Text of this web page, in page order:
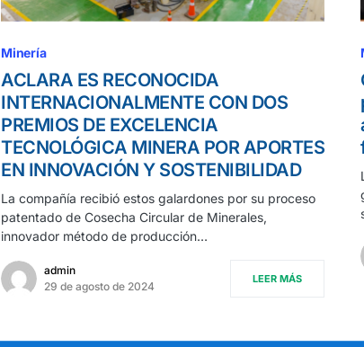
Minería
ACLARA ES RECONOCIDA
INTERNACIONALMENTE CON DOS
PREMIOS DE EXCELENCIA
TECNOLÓGICA MINERA POR APORTES
EN INNOVACIÓN Y SOSTENIBILIDAD
La compañía recibió estos galardones por su proceso
patentado de Cosecha Circular de Minerales,
innovador método de producción…
admin
29 de agosto de 2024
LEER MÁS